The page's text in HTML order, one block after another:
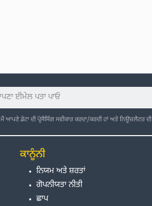
ਮੈਂ ਆਪਣੇ ਡੇਟਾ ਦੀ ਪ੍ਰੋਸੈਸਿੰਗ ਸਵੀਕਾਰ ਕਰਦਾ/ਕਰਦੀ ਹਾਂ ਅਤੇ ਨਿਊਜ਼ਲੈਟਰ ਦੀ
ਕਾਨੂੰਨੀ
ਨਿਯਮ ਅਤੇ ਸ਼ਰਤਾਂ
ਗੋਪਨੀਯਤਾ ਨੀਤੀ
ਛਾਪ